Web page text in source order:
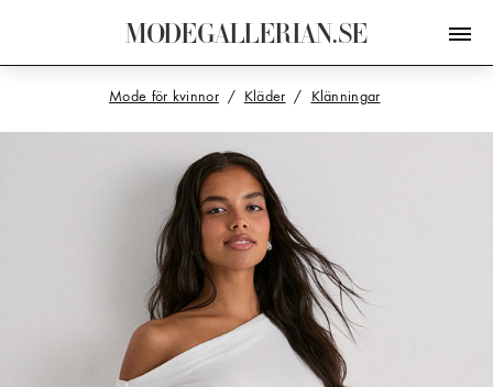
MODEGALLERIAN.SE
Mode för kvinnor Kläder Klänningar